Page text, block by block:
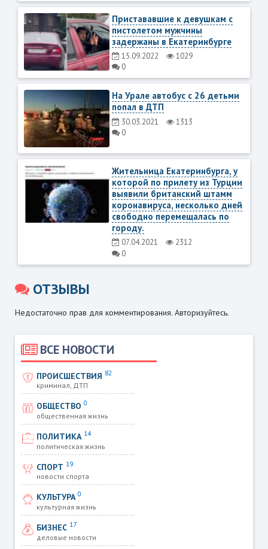
ВСЕ НОВОСТИ
ПРОИСШЕСТВИЯ 82
криминал, ДТП
ОБЩЕСТВО0
общественная жизнь
ПОЛИТИКА 14
политическая жизнь
СПОРТ 19
новости спорта
КУЛЬТУРА0
культурная жизнь
БИЗНЕС 17
деловые новости
Пристававшие к девушкам с
пистолетом мужчины
задержаны в Екатеринбурге
15.09.2022
1029
0
На Урале автобус с 26 детьми
попал в ДТП
30.03.2021
1313
0
Жительница Екатеринбурга, у
которой по прилету из Турции
выявили британский штамм
коронавируса, несколько дней
свободно перемещалась по
городу.
07.04.2021
2312
0
ОТЗЫВЫ
Недостаточно прав для комментирования. Авторизуйтесь.